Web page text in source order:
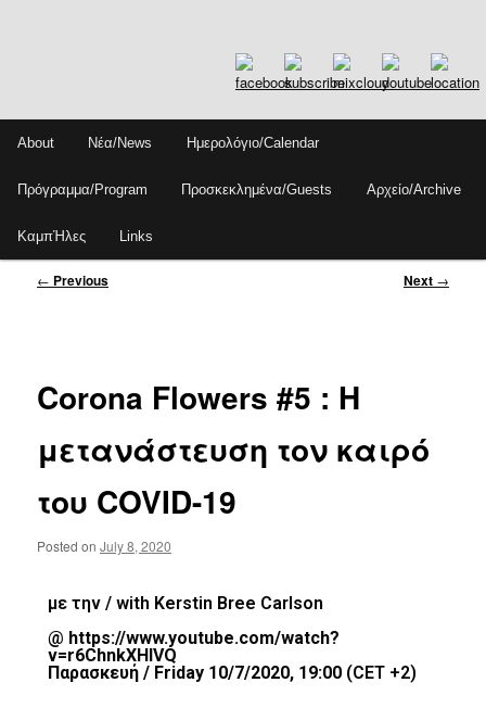
content
menu
About Νέα/News Ημερολόγιο/Calendar
Πρόγραμμα/Program Προσκεκλημένα/Guests Αρχείο/Archive
ΚαμπΉλες Links
Post
← Previous Next →
Corona Flowers #5 : Η
μετανάστευση τον καιρό
του COVID-19
Posted onJuly 8, 2020
με την / with Kerstin Bree Carlson
@ https://www.youtube.com/watch?
v=r6ChnkXHlVQ
Παρασκευή / Friday 10/7/2020, 19:00 (CET +2)